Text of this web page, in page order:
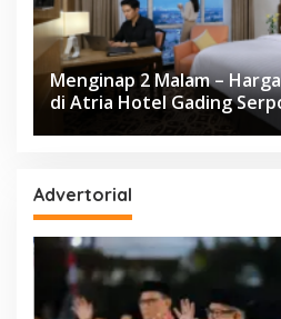
Menginap 2 Malam –
di Atria Hotel Gading
Advertorial